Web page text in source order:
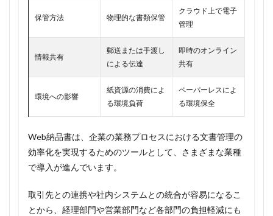
保管方法 物理的な書類保管
クラウド上で電子
管理
情報共有
郵送または手渡し
による伝達
即時のオンライン
共有
環境への影響
紙資源の消費によ
る環境負荷
ペーパーレスによ
る環境保全
Web納品書は、企業の業務プロセスにおける文書管理の
効率化を実現するためのツールとして、さまざまな業種
で導入が進んでいます。
取引先との連携や社内システムとの統合が容易になるこ
とから、経理部門や営業部門など各部門の負担軽減にも